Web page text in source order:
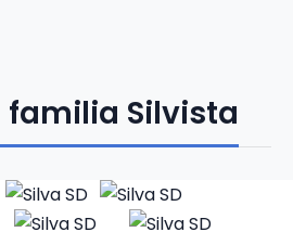
familia Silvista